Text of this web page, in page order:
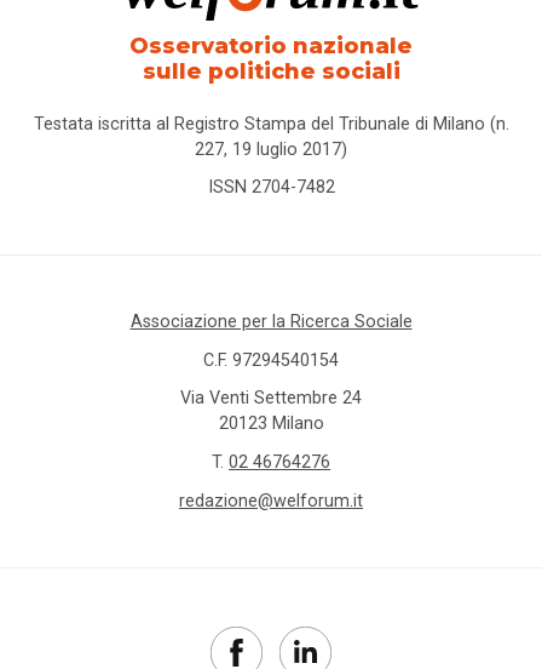
Osservatorio nazionale
sulle politiche sociali
Testata iscritta al Registro Stampa del Tribunale di Milano (n.
227, 19 luglio 2017)
ISSN 2704-7482
Associazione per la Ricerca Sociale
C.F. 97294540154
Via Venti Settembre 24
20123 Milano
T. 02 46764276
redazione@welforum.it